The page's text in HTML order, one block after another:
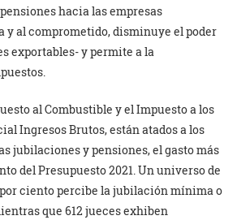
hacia las empresas
y al comprometido, disminuye el poder
exportables- y permite a la
al Combustible y el Impuesto a los
Ingresos Brutos, están atados a los
jubilaciones y pensiones, el gasto más
del Presupuesto 2021. Un universo de
ciento percibe la jubilación mínima o
que 612 jueces exhiben